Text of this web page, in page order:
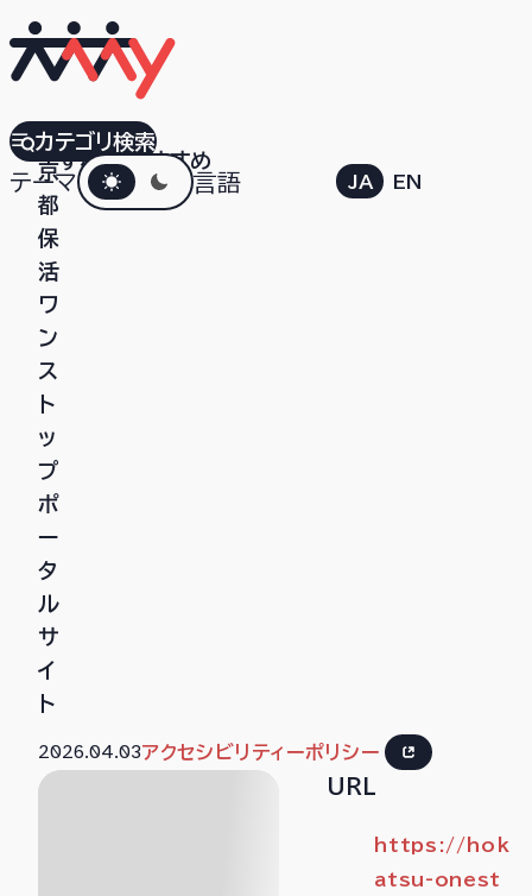
すべておすすめ
テーマダークモード言語 JA EN
カテゴリ検索
東
京
都
保
活
ワ
ン
ス
ト
ッ
プ
ポ
ー
タ
ル
サ
イ
ト
2026.04.03アクセシビリティーポリシー
URL
https://hok
atsu-onest